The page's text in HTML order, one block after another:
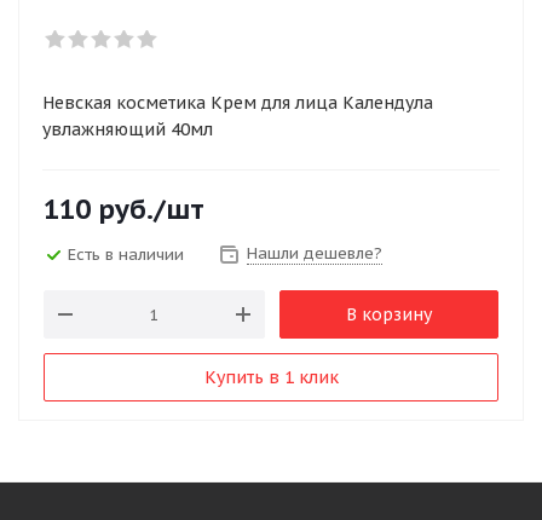
Невская косметика Крем для лица Календула
увлажняющий 40мл
110 руб./шт
Есть в наличии Нашли дешевле?
В корзину
Купить в 1 клик